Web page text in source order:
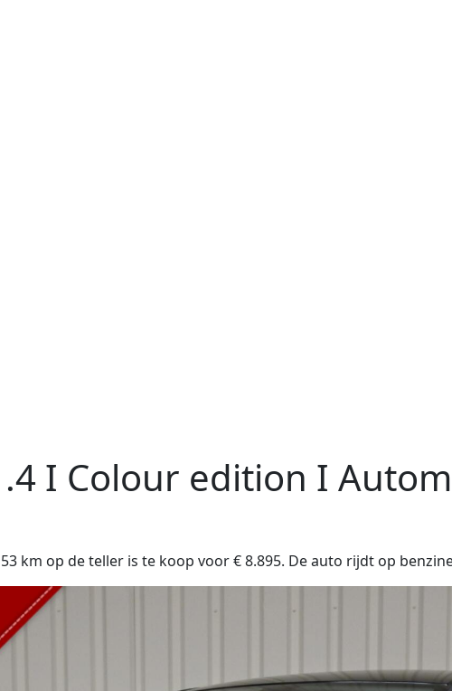
I Colour edition I
km op de teller is te koop voor € 8.895. De auto rijdt op